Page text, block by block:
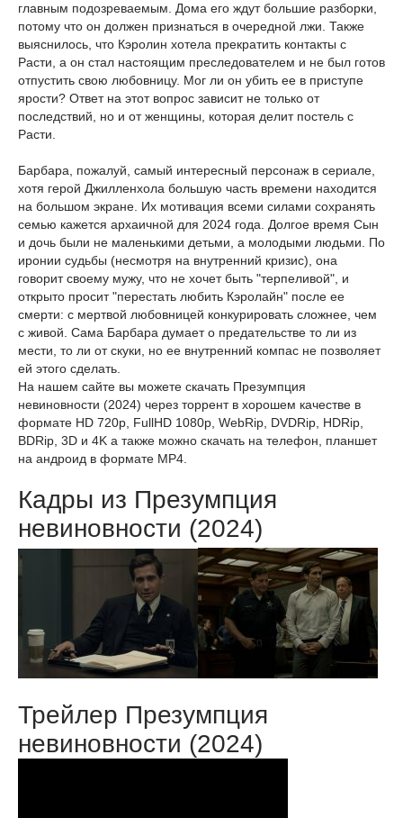
главным подозреваемым. Дома его ждут большие разборки,
потому что он должен признаться в очередной лжи. Также
выяснилось, что Кэролин хотела прекратить контакты с
Расти, а он стал настоящим преследователем и не был готов
отпустить свою любовницу. Мог ли он убить ее в приступе
ярости? Ответ на этот вопрос зависит не только от
последствий, но и от женщины, которая делит постель с
Расти.
Барбара, пожалуй, самый интересный персонаж в сериале,
хотя герой Джилленхола большую часть времени находится
на большом экране. Их мотивация всеми силами сохранять
семью кажется архаичной для 2024 года. Долгое время Сын
и дочь были не маленькими детьми, а молодыми людьми. По
иронии судьбы (несмотря на внутренний кризис), она
говорит своему мужу, что не хочет быть "терпеливой", и
открыто просит "перестать любить Кэролайн" после ее
смерти: с мертвой любовницей конкурировать сложнее, чем
с живой. Сама Барбара думает о предательстве то ли из
мести, то ли от скуки, но ее внутренний компас не позволяет
ей этого сделать.
На нашем сайте вы можете скачать Презумпция
невиновности (2024) через торрент в хорошем качестве в
формате HD 720p, FullHD 1080p, WebRip, DVDRip, HDRip,
BDRip, 3D и 4K а также можно скачать на телефон, планшет
на андроид в формате MP4.
Кадры из Презумпция
невиновности (2024)
Трейлер Презумпция
невиновности (2024)